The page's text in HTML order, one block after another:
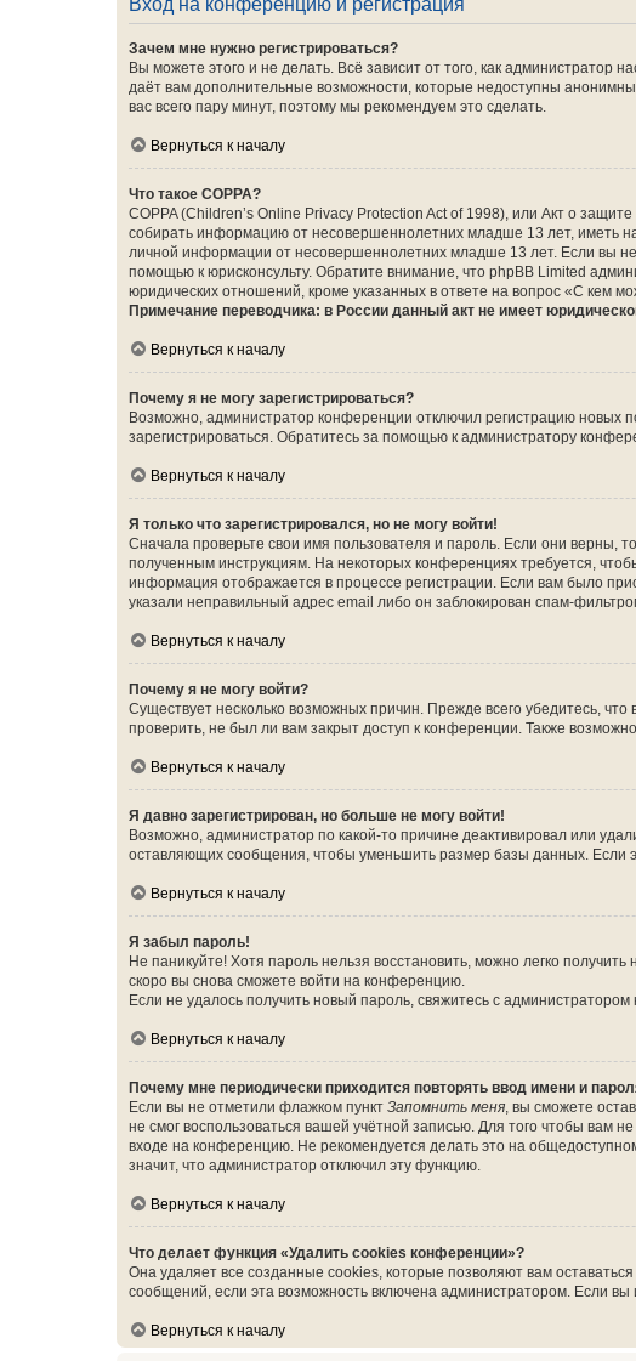
Вход на конференцию и регистрация
Зачем мне нужно регистрироваться?
Вы можете этого и не делать. Всё зависит от того, как
даёт вам дополнительные возможности, которые недоступны
вас всего пару минут, поэтому мы рекомендуем это сделать.
Вернуться к началу
Что такое COPPA?
COPPA (Children’s Online Privacy Protection Act of 1998), или Акт о
собирать информацию от несовершеннолетних младше 13 лет, иметь
личной информации от несовершеннолетних младше 13 лет. Если вы
помощью к юрисконсульту. Обратите внимание, что phpBB Limited
юридических отношений, кроме указанных в ответе на вопрос «С кем
Примечание переводчика: в России данный акт не имеет
Вернуться к началу
Почему я не могу зарегистрироваться?
Возможно, администратор конференции отключил регистрацию новых
зарегистрироваться. Обратитесь за помощью к администратору
Вернуться к началу
Я только что зарегистрировался, но не могу войти!
Сначала проверьте свои имя пользователя и пароль. Если они верны,
полученным инструкциям. На некоторых конференциях требуется,
информация отображается в процессе регистрации. Если вам было
указали неправильный адрес email либо он заблокирован спам-
Вернуться к началу
Почему я не могу войти?
Существует несколько возможных причин. Прежде всего убедитесь,
проверить, не был ли вам закрыт доступ к конференции. Также
Вернуться к началу
Я давно зарегистрирован, но больше не могу войти!
Возможно, администратор по какой-то причине деактивировал или
оставляющих сообщения, чтобы уменьшить размер базы данных. Если
Вернуться к началу
Я забыл пароль!
Не паникуйте! Хотя пароль нельзя восстановить, можно легко
скоро вы снова сможете войти на конференцию.
Если не удалось получить новый пароль, свяжитесь с
Вернуться к началу
Почему мне периодически приходится повторять ввод имени и
Если вы не отметили флажком пункт Запомнить меня, вы сможете
не смог воспользоваться вашей учётной записью. Для того чтобы вам
входе на конференцию. Не рекомендуется делать это на
значит, что администратор отключил эту функцию.
Вернуться к началу
Что делает функция «Удалить cookies конференции»?
Она удаляет все созданные cookies, которые позволяют вам
сообщений, если эта возможность включена администратором. Если
Вернуться к началу